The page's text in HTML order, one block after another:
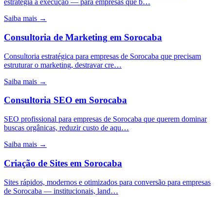
estratégia à execução — para empresas que b…
Saiba mais →
Consultoria de Marketing em Sorocaba
Consultoria estratégica para empresas de Sorocaba que precisam
estruturar o marketing, destravar cre…
Saiba mais →
Consultoria SEO em Sorocaba
SEO profissional para empresas de Sorocaba que querem dominar
buscas orgânicas, reduzir custo de aqu…
Saiba mais →
Criação de Sites em Sorocaba
Sites rápidos, modernos e otimizados para conversão para empresas
de Sorocaba — institucionais, land…